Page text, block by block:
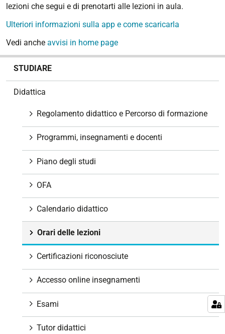
lezioni che segui e di prenotarti alle lezioni in aula.
Ulteriori informazioni sulla app e come scaricarla
Vedi anche avvisi in home page
STUDIARE
Didattica
Regolamento didattico e Percorso di formazione
Programmi, insegnamenti e docenti
Piano degli studi
OFA
Calendario didattico
Orari delle lezioni
Certificazioni riconosciute
Accesso online insegnamenti
Esami
Tutor didattici